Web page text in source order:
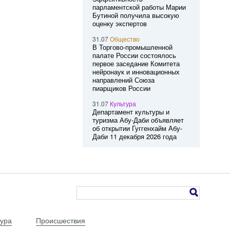
парламентской работы Марии
Бутиной получила высокую
оценку экспертов
31.07Общество
В Торгово-промышленной
палате России состоялось
первое заседание Комитета
нейронаук и инновационных
направлений Союза
пиарщиков России
31.07 Культура
Департамент культуры и
туризма Абу-Даби объявляет
об открытии Гуггенхайм Абу-
Даби 11 декабря 2026 года
Происшествия